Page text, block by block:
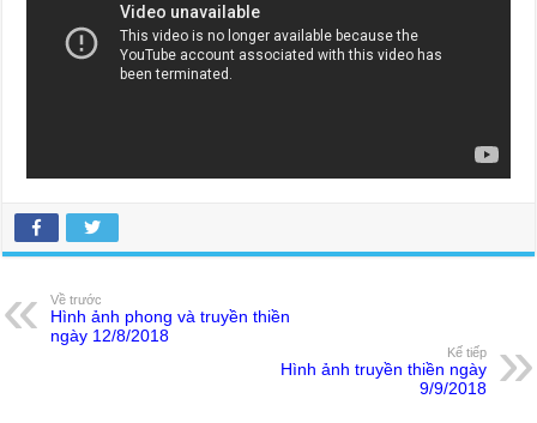
Về trước
Hình ảnh phong và truyền thiền
ngày 12/8/2018
Kế tiếp
Hình ảnh truyền thiền ngày
9/9/2018